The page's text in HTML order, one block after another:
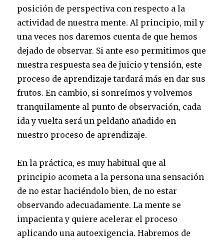
posición de perspectiva con respecto a la
actividad de nuestra mente. Al principio, mil y
una veces nos daremos cuenta de que hemos
dejado de observar. Si ante eso permitimos que
nuestra respuesta sea de juicio y tensión, este
proceso de aprendizaje tardará más en dar sus
frutos. En cambio, si sonreímos y volvemos
tranquilamente al punto de observación, cada
ida y vuelta será un peldaño añadido en
nuestro proceso de aprendizaje.
En la práctica, es muy habitual que al
principio acometa a la persona una sensación
de no estar haciéndolo bien, de no estar
observando adecuadamente. La mente se
impacienta y quiere acelerar el proceso
aplicando una autoexigencia. Habremos de